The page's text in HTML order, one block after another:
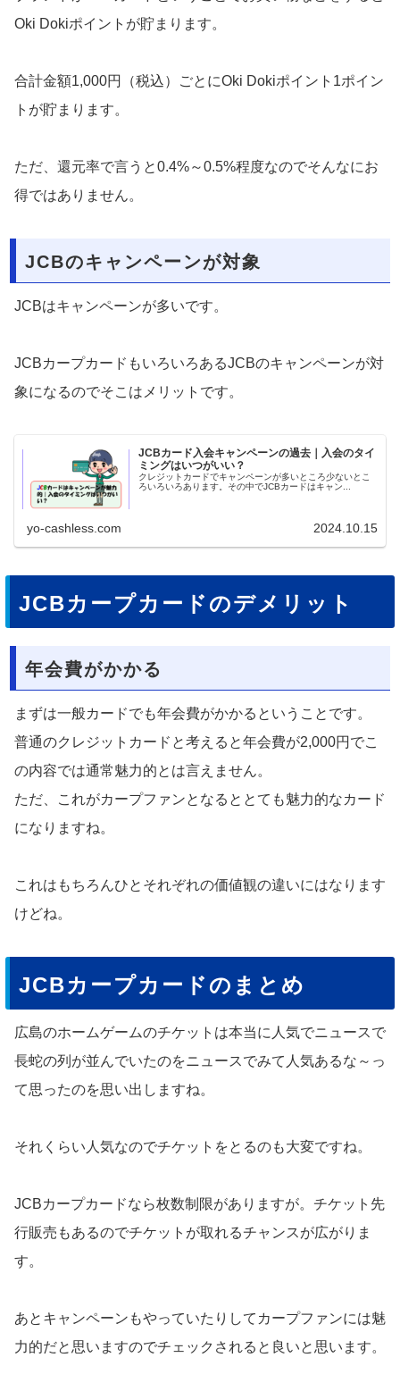
Oki Dokiポイントが貯まります。
合計金額1,000円（税込）ごとにOki Dokiポイント1ポイン
トが貯まります。
ただ、還元率で言うと0.4%～0.5%程度なのでそんなにお
得ではありません。
JCBのキャンペーンが対象
JCBはキャンペーンが多いです。
JCBカープカードもいろいろあるJCBのキャンペーンが対
象になるのでそこはメリットです。
JCBカード入会キャンペーンの過去｜入会のタイ
ミングはいつがいい？
クレジットカードでキャンペーンが多いところ少ないとこ
ろいろいろあります。その中でJCBカードはキャン...
yo-cashless.com 2024.10.15
JCBカープカードのデメリット
年会費がかかる
まずは一般カードでも年会費がかかるということです。
普通のクレジットカードと考えると年会費が2,000円でこ
の内容では通常魅力的とは言えません。
ただ、これがカープファンとなるととても魅力的なカード
になりますね。
これはもちろんひとそれぞれの価値観の違いにはなります
けどね。
JCBカープカードのまとめ
広島のホームゲームのチケットは本当に人気でニュースで
長蛇の列が並んでいたのをニュースでみて人気あるな～っ
て思ったのを思い出しますね。
それくらい人気なのでチケットをとるのも大変ですね。
JCBカープカードなら枚数制限がありますが。チケット先
行販売もあるのでチケットが取れるチャンスが広がりま
す。
あとキャンペーンもやっていたりしてカープファンには魅
力的だと思いますのでチェックされると良いと思います。